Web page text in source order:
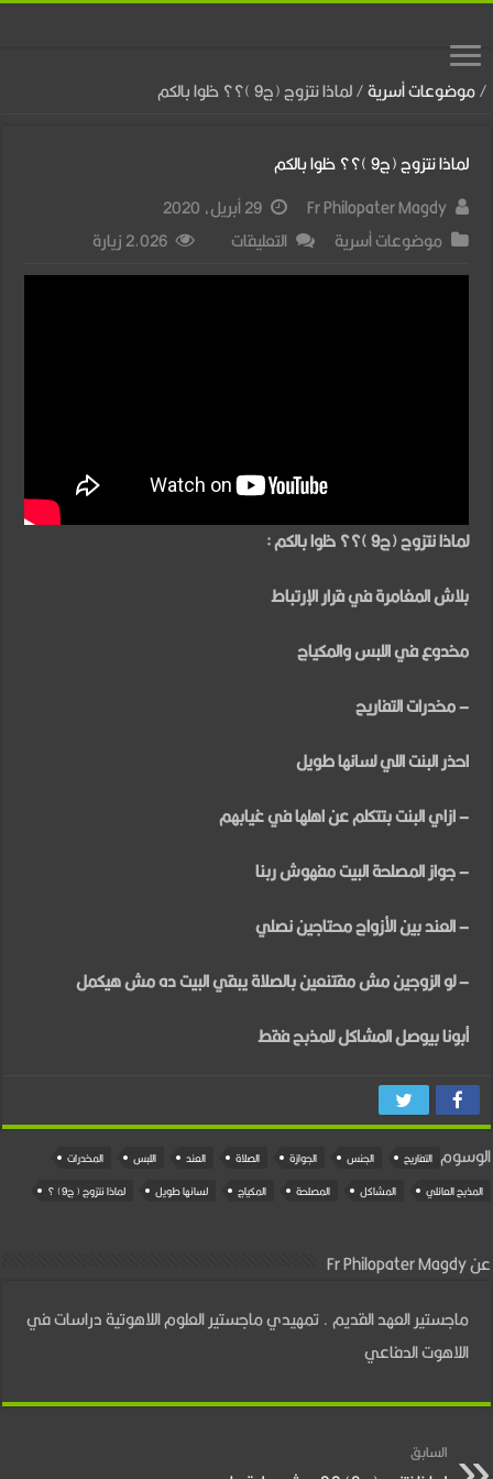
/موضوعات أسرية/لماذا نتزوج (ج9 )؟؟ خلوا بالكم
لماذا نتزوج (ج9 )؟؟ خلوا بالكم
Fr Philopater Magdy
29 أبريل، 2020
موضوعات أسرية
التعليقات
لماذا
مغلقة
2,026 زيارة
لماذا نتزوج (ج9 )؟؟ خلوا بالكم :
بلاش المغامرة في قرار الإرتباط
مخدوع في اللبس والمكياج
– مخدرات التفاريح
احذر البنت اللي لسانها طويل
– ازاي البنت بتتكلم عن اهلها في غيابهم
– جواز المصلحة البيت مفهوش ربنا
– العند بين الأزواج محتاجين نصلي
– لو الزوجين مش مقتنعين بالصلاة يبقي البيت ده مش هيكمل
أبونا بيوصل المشاكل للمذبح فقط
الوسوم التفاريح الجنس الجوازة الصلاة العند اللبس
المخدرات
المذبح العائلي
المشاكل المصلحة المكياج لسانها طويل لماذا نتزوج ( ج9) ؟
عن Fr Philopater Magdy
ماجستير العهد القديم . تمهيدي ماجستير العلوم اللاهوتية دراسات في
اللاهوت الدفاعي
السابق